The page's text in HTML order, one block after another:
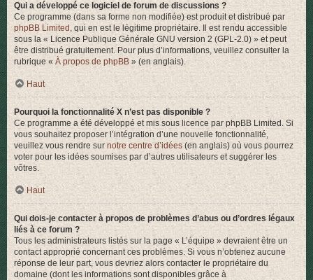
Qui a développé ce logiciel de forum de discussions ?
Ce programme (dans sa forme non modifiée) est produit et distribué par
phpBB Limited , qui en est le légitime propriétaire. Il est rendu accessible
sous la « Licence Publique Générale GNU version 2 (GPL-2.0) » et peut
être distribué gratuitement. Pour plus d’informations, veuillez consulter la
rubrique « À propos de phpBB » (en anglais).
Haut
Pourquoi la fonctionnalité X n’est pas disponible ?
Ce programme a été développé et mis sous licence par phpBB Limited. Si
vous souhaitez proposer l’intégration d’une nouvelle fonctionnalité,
veuillez vous rendre sur notre centre d’idées (en anglais) où vous pourrez
voter pour les idées soumises par d’autres utilisateurs et suggérer les
vôtres.
Haut
Qui dois-je contacter à propos de problèmes d’abus ou d’ordres légaux
liés à ce forum ?
Tous les administrateurs listés sur la page « L’équipe » devraient être un
contact approprié concernant ces problèmes. Si vous n’obtenez aucune
réponse de leur part, vous devriez alors contacter le propriétaire du
domaine (dont les informations sont disponibles grâce à